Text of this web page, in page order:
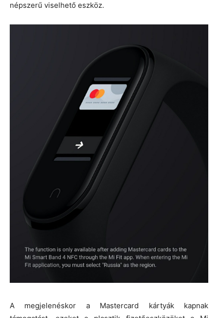
népszerű viselhető eszköz.
A megjelenéskor a Mastercard kártyák kapnak